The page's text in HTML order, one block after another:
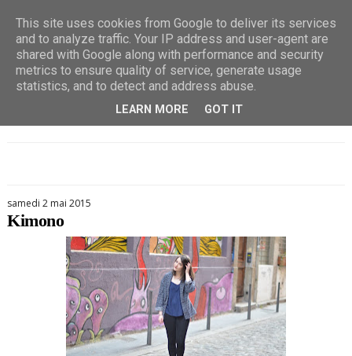
samedi 2 mai 2015
Kimono
This site uses cookies from Google to deliver its services
and to analyze traffic. Your IP address and user-agent are
shared with Google along with performance and security
metrics to ensure quality of service, generate usage
statistics, and to detect and address abuse.
LEARN MORE GOT IT